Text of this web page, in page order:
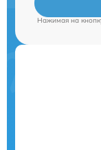
Нажимая на